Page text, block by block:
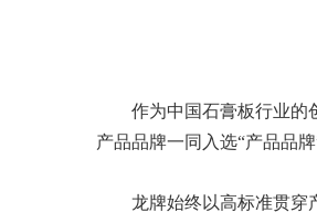
作为中国石膏板行业的
产品品牌一同入选“产品品
龙牌始终以高标准贯穿